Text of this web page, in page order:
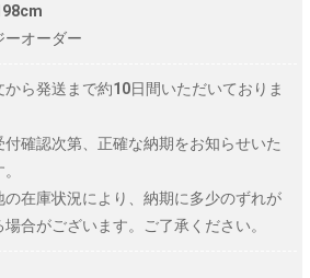
ーオーダー
から発送まで約10日間いただいておりま
付確認次第、正確な納期をお知らせいた
在庫状況により、納期に多少のずれが
場合がございます。ご了承ください。